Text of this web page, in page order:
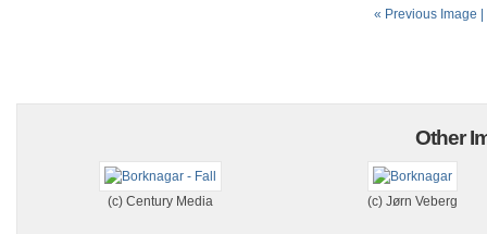
« Previous Image |
Other
(c) Century Media (c) Jørn Veberg